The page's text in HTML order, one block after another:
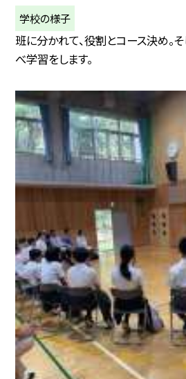
学校の様子
班に分かれて、役割とコース決め。
べ学習をします。